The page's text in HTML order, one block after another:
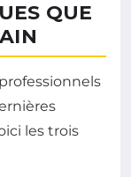
QUE
les trois